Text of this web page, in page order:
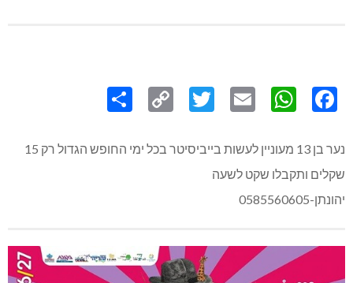
Facebook
WhatsApp
Email
Twitter
Copy
Share